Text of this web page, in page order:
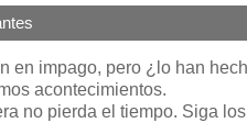
en impago, pero ¿lo han
acontecimientos.
no pierda el tiempo. Siga